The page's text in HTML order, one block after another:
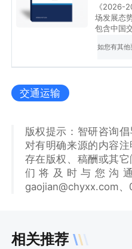
《2026-
场发展态
包含中国
究，中国
趋势预判
如您有其他
交通运输
版权提示：智研咨询
对有明确来源的内容
存在版权、稿酬或其
们将及时与您沟
gaojian@chyxx.com、
相关推荐